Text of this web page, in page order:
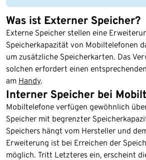
Was ist Externer Speicher?
Externe Speicher stellen eine
Speicherkapazität von Mobiltelefonen
um zusätzliche Speicherkarten. Das
solchen erfordert einen
am Handy.
Interner Speicher bei
Mobiltelefone verfügen gewöhnlich
Speicher mit begrenzter
Speichers hängt vom Hersteller und
Erweiterung ist bei Erreichen der
möglich. Tritt Letzteres ein, erscheint